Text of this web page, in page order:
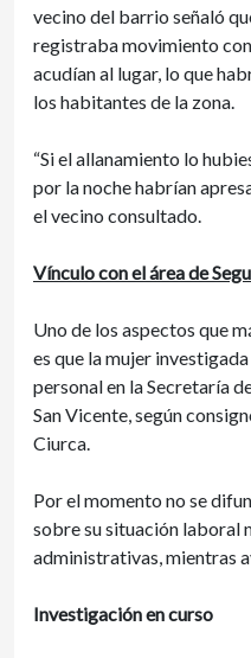
vecino del barrio señaló
registraba movimiento
acudían al lugar, lo que
los habitantes de la zona.
“Si el allanamiento lo
por la noche habrían
el vecino consultado.
Vínculo con el área de
Uno de los aspectos que
es que la mujer
personal en la Secretaría
San Vicente, según
Ciurca.
Por el momento no se
sobre su situación laboral
administrativas, mientras
Investigación en curso